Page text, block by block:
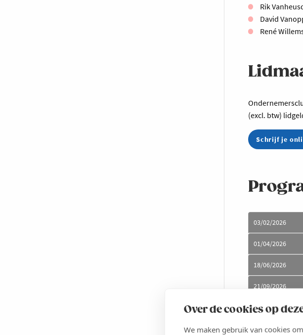
Over de cookies op
We maken gebruik van cookies
Rik
David
René
(excl. btw)
Schrijf je
03/02/2026
01/04/2026
18/06/2026
21/09/2026
Najaar 2026
December 2026